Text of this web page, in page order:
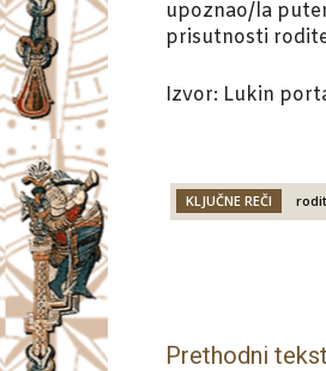
upoznao/la
prisutnosti
Izvor: Lukin
KLJUČNE REČI
Prethodni tekst